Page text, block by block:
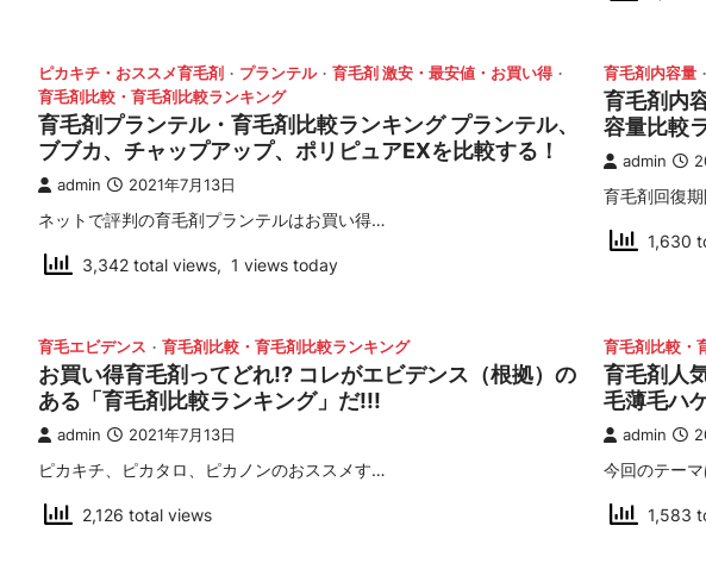
ピカキチ・おススメ育毛剤 プランテル
育毛剤 激安・最安値・お買い得
育毛剤比較・育毛剤比較ランキング
育毛剤プランテル・育毛剤比較ランキング プランテル、
ブブカ、チャップアップ、ポリピュアEXを比較する！
admin 2021年7月13日
ネットで評判の育毛剤プランテルはお買い得…
3,342 total views, 1 views today
育毛剤内容量
育毛剤内
容量比較
admin
育毛剤回復
1,630
育毛エビデンス 育毛剤比較・育毛剤比較ランキング
お買い得育毛剤ってどれ!? コレがエビデンス（根拠）の
ある「育毛剤比較ランキング」だ!!!
admin 2021年7月13日
ピカキチ、ピカタロ、ピカノンのおススメす…
2,126 total views
育毛剤比較・
育毛剤人
毛薄毛ハ
admin
今回のテー
1,583